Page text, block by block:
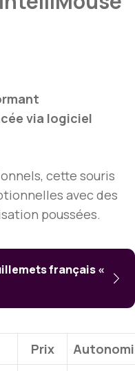
via logiciel
cette souris
avec des
poussées.
français «
Prix